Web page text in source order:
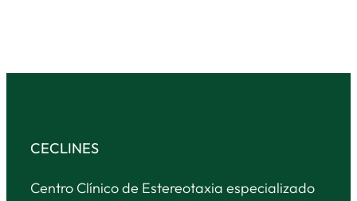
CECLINES
Centro Clínico de Estereotaxia especializado